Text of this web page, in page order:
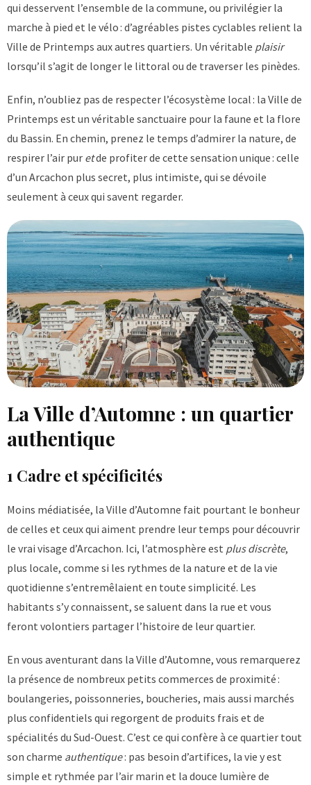
qui desservent l’ensemble de la commune, ou privilégier la
marche à pied et le vélo : d’agréables pistes cyclables relient la
Ville de Printemps aux autres quartiers. Un véritable plaisir
lorsqu’il s’agit de longer le littoral ou de traverser les pinèdes.
Enfin, n’oubliez pas de respecter l’écosystème local : la Ville de
Printemps est un véritable sanctuaire pour la faune et la flore
du Bassin. En chemin, prenez le temps d’admirer la nature, de
respirer l’air pur etde profiter de cette sensation unique : celle
d’un Arcachon plus secret, plus intimiste, qui se dévoile
seulement à ceux qui savent regarder.
La Ville d’Automne : un quartier
authentique
1 Cadre et spécificités
Moins médiatisée, la Ville d’Automne fait pourtant le bonheur
de celles et ceux qui aiment prendre leur temps pour découvrir
le vrai visage d’Arcachon. Ici, l’atmosphère est plus discrète,
plus locale, comme si les rythmes de la nature et de la vie
quotidienne s’entremêlaient en toute simplicité. Les
habitants s’y connaissent, se saluent dans la rue et vous
feront volontiers partager l’histoire de leur quartier.
En vous aventurant dans la Ville d’Automne, vous remarquerez
la présence de nombreux petits commerces de proximité :
boulangeries, poissonneries, boucheries, mais aussi marchés
plus confidentiels qui regorgent de produits frais et de
spécialités du Sud-Ouest. C’est ce qui confère à ce quartier tout
son charme authentique: pas besoin d’artifices, la vie y est
simple et rythmée par l’air marin et la douce lumière de